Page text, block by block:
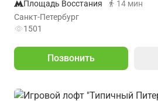
Площадь Восстания
14 мин
Санкт-Петербург
1501
Позвонить